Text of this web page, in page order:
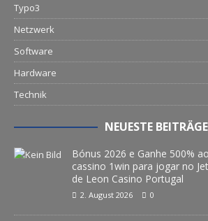
Typo3
Netzwerk
Software
Hardware
Technik
NEUESTE BEITRÄGE
Bónus 2026 e Ganhe 500%
cassino 1win para jogar no
de Leon Casino Portugal
2. August 2026 0